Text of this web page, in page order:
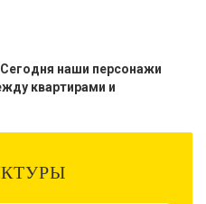
наши персонажи
квартирами и